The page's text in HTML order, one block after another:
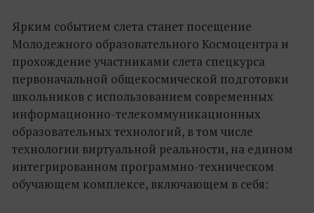
Ярким событием слета станет посещение
Молодежного образовательного Космоцентра и
прохождение участниками слета спецкурса
первоначальной общекосмической подготовки
школьников с использованием современных
информационно-телекоммуникационных
образовательных технологий, в том числе
технологии виртуальной реальности, на едином
интегрированном программно-техническом
обучающем комплексе, включающем в себя: